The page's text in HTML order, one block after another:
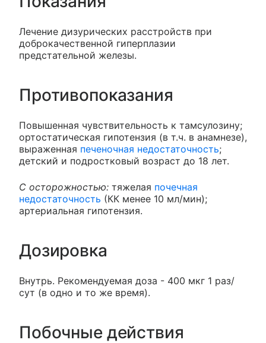
Лечение дизурических расстройств при
доброкачественной гиперплазии
предстательной железы.
Противопоказания
Повышенная чувствительность к тамсулозину;
ортостатическая гипотензия (в т.ч. в анамнезе),
выраженная печеночная недостаточность;
детский и подростковый возраст до 18 лет.
С осторожностью: тяжелая почечная
недостаточность (КК менее 10 мл/мин);
артериальная гипотензия.
Дозировка
Внутрь. Рекомендуемая доза - 400 мкг 1 раз/
сут (в одно и то же время).
Побочные действия